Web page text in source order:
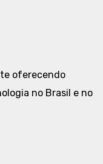
oferecendo
no Brasil e no